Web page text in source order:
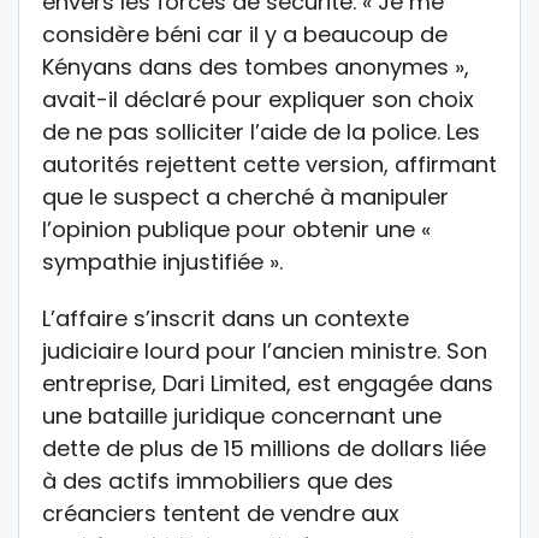
considère béni car il y a beaucoup de
Kényans dans des tombes anonymes »,
avait-il déclaré pour expliquer son choix
de ne pas solliciter l’aide de la police. Les
autorités rejettent cette version, affirmant
que le suspect a cherché à manipuler
l’opinion publique pour obtenir une «
sympathie injustifiée ».
L’affaire s’inscrit dans un contexte
judiciaire lourd pour l’ancien ministre. Son
entreprise, Dari Limited, est engagée dans
une bataille juridique concernant une
dette de plus de 15 millions de dollars liée
à des actifs immobiliers que des
créanciers tentent de vendre aux